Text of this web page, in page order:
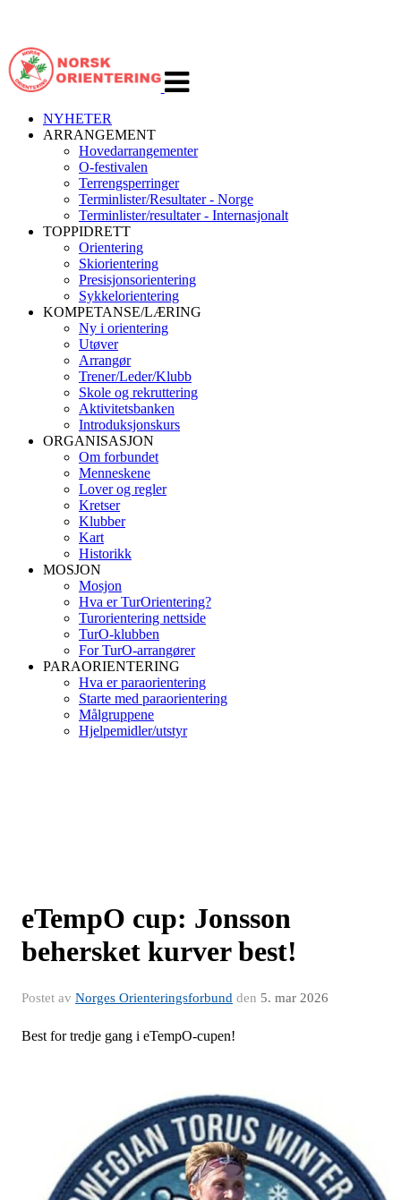
navigasjon
NYHETER
ARRANGEMENT
Hovedarrangementer
O-festivalen
Terrengsperringer
Terminlister/Resultater - Norge
Terminlister/resultater - Internasjonalt
TOPPIDRETT
Orientering
Skiorientering
Presisjonsorientering
Sykkelorientering
KOMPETANSE/LÆRING
Ny i orientering
Utøver
Arrangør
Trener/Leder/Klubb
Skole og rekruttering
Aktivitetsbanken
Introduksjonskurs
ORGANISASJON
Om forbundet
Menneskene
Lover og regler
Kretser
Klubber
Kart
Historikk
MOSJON
Mosjon
Hva er TurOrientering?
Turorientering nettside
TurO-klubben
For TurO-arrangører
PARAORIENTERING
Hva er paraorientering
Starte med paraorientering
Målgruppene
Hjelpemidler/utstyr
eTempO cup: Jonsson
behersket kurver best!
Postet av Norges Orienteringsforbund den 5. mar 2026
Best for tredje gang i eTempO-cupen!